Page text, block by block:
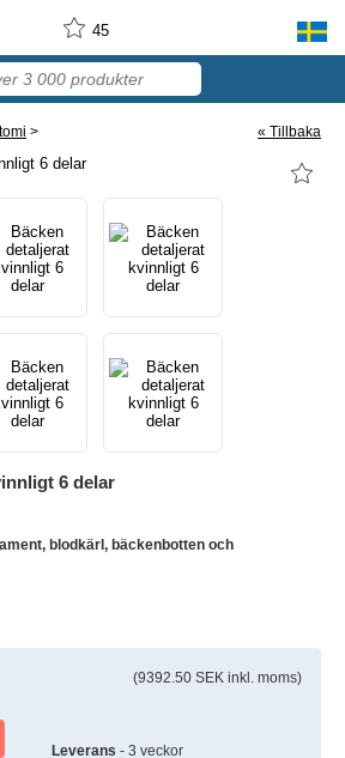
45
> « Tillbaka
6 delar
blodkärl, bäckenbotten och
(9392.50 SEK inkl. moms)
Leverans - 3 veckor